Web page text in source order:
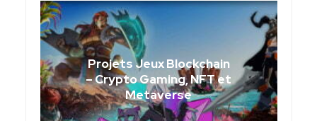
Projets Jeux Blockchain
– Crypto Gaming, NFT et
Metaverse